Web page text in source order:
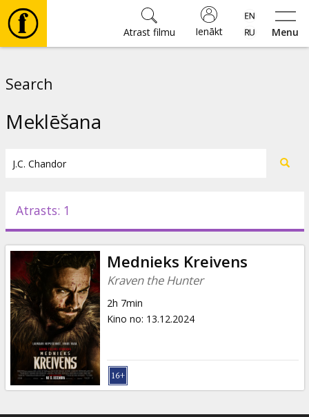
Menu
Ienākt
Atrast filmu
Pasākumi
Ziņas
Dāvanu
kartes
Uzkodas
B2B
Search
Meklēšana
Atrasts: 1
Mednieks Kreivens
Kraven the Hunter
2h 7min
Kino no: 13.12.2024